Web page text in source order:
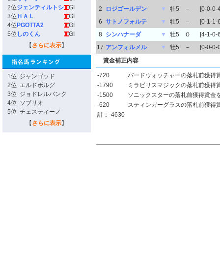
2位ジェンティルトシ
GI
3位 ＨＡＬ
GI
4位 PGOTTA2
GI
5位 しのくん
GI
【 さらに表示】
1位 ジャンゴッド
2位 エルドボルグ
3位 ジョドレルバンク
4位 ソブリオ
5位 チェスティーノ
【 さらに表示】
2
ロジゴールデン ▼ 牡5 －
[0-0-0-
6 サトノフォルテ ▼ 牡5 －
[0-1-1-
8
シンハナーダ ▼ 牡5 Ｏ
[4-1-0-
17 アンフォルメル ▼ 牡5 －
[0-0-0-
賞金補正内容
-720
バードウォッチャーの落札前獲得
-1790
ミラビリスマジックの落札前獲得
-1500
ソニックスターの落札前獲得賞金
-620
スティンガーグラスの落札前獲得
計：-4630